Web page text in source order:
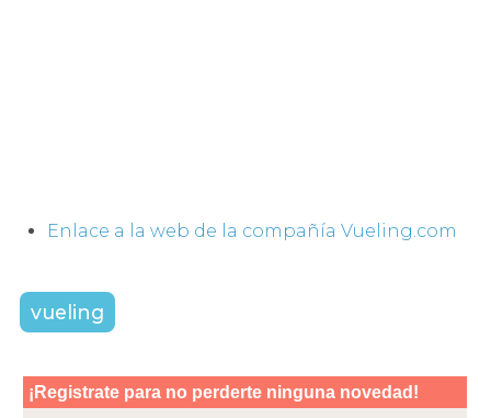
Enlace a la web de la compañía Vueling.com
vueling